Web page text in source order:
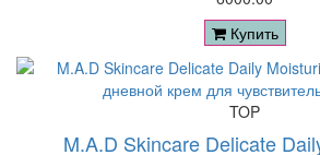
Купить
TOP
M.A.D Skincare Delicate